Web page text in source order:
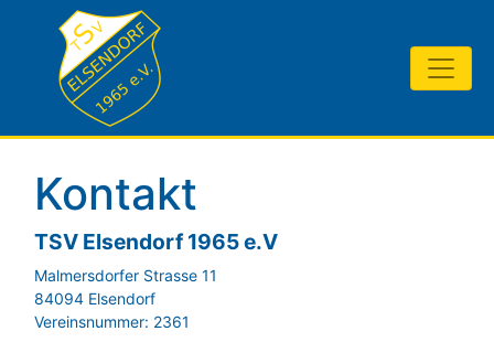
Kontakt
TSV Elsendorf 1965 e.V
Malmersdorfer Strasse 11
84094 Elsendorf
Vereinsnummer: 2361